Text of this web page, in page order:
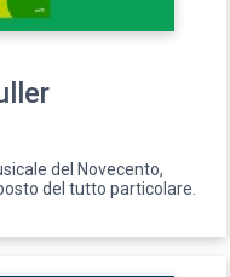
del Novecento,
del tutto particolare.